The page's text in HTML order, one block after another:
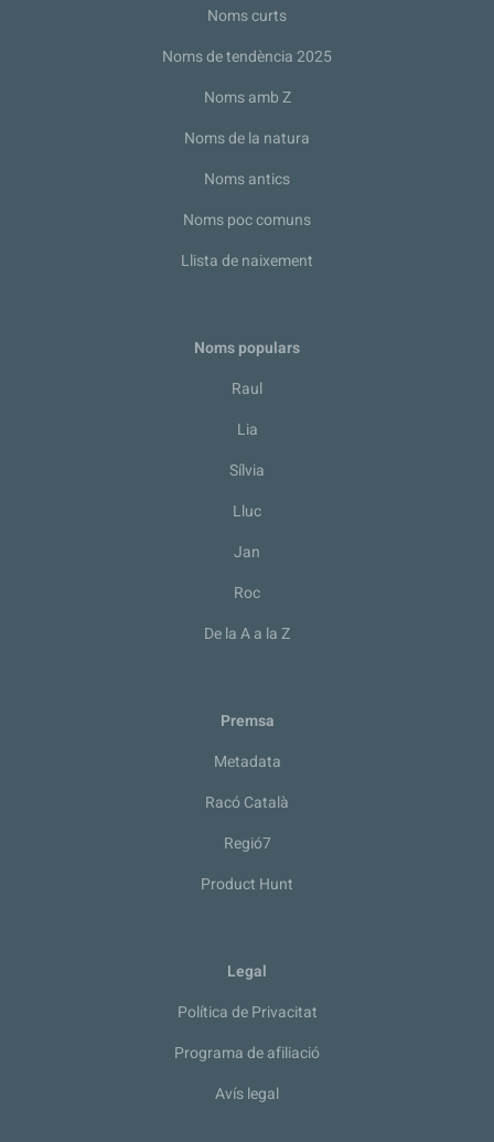
Noms curts
Noms de tendència 2025
Noms amb Z
Noms de la natura
Noms antics
Noms poc comuns
Llista de naixement
Noms populars
Raul
Lia
Sílvia
Lluc
Jan
Roc
De la A a la Z
Premsa
Metadata
Racó Català
Regió7
Product Hunt
Legal
Política de Privacitat
Programa de afiliació
Avís legal